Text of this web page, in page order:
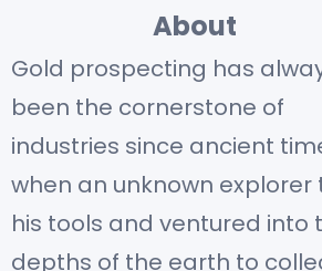
h
About
Gold prospecting has
been the cornerstone of
industries since ancient
when an unknown explorer
his tools and ventured into
depths of the earth to